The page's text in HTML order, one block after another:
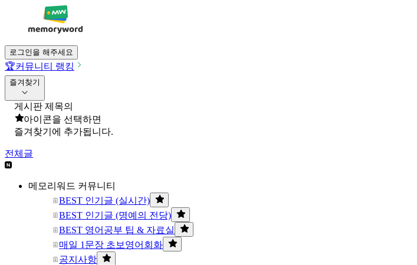
로그인을 해주세요
🏆커뮤니티 랭킹
즐겨찾기
게시판 제목의
아이콘을 선택하면
즐겨찾기에 추가됩니다.
전체글
메모리워드 커뮤니티
BEST 인기글 (실시간)
BEST 인기글 (명예의 전당)
BEST 영어공부 팁 & 자료실
매일 1문장 초보영어회화
공지사항